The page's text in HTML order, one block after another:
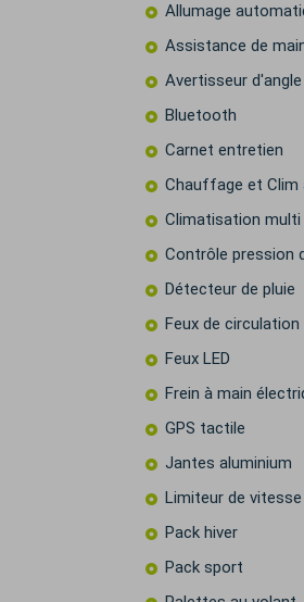
Allumage
Assistance de
Avertisseur
Bluetooth
Carnet entretien
Chauffage et Clim
Climatisation multi
Contrôle pression
Détecteur de pluie
Feux de circulation
Feux LED
Frein à main
GPS tactile
Jantes aluminium
Limiteur de vitesse
Pack hiver
Pack sport